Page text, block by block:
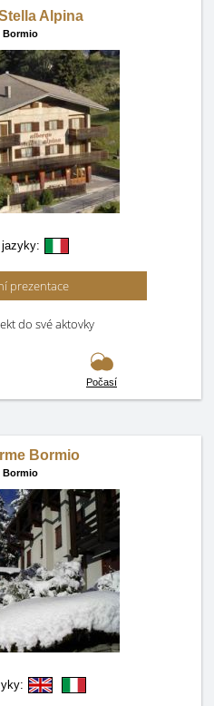
Alpina
Bormio
jazyky:
prezentace
do své aktovky
Počasí
Bormio
Bormio